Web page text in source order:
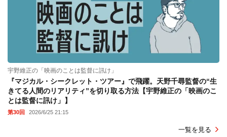
宇野維正の「映画のことは監督に訊け」
『マジカル・シークレット・ツアー』で飛躍。天野千尋監督の“生
きてる人間のリアリティ”を切り取る方法【宇野維正の「映画のこ
とは監督に訊け」】
第30回 2026/6/25 21:15
一覧を見る